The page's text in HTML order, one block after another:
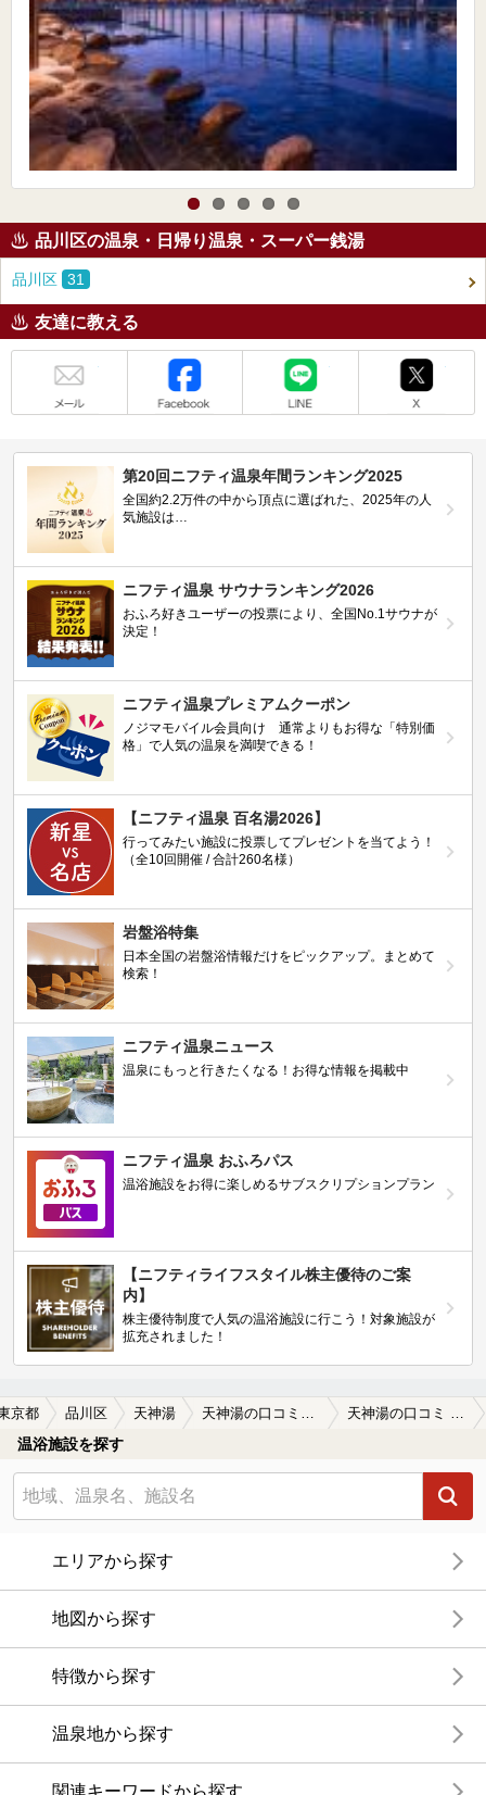
品川区の温泉・日帰り温泉・スーパー銭湯
品川区 31
友達に教える
第20回ニフティ温泉年間ランキング2025
全国約2.2万件の中から頂点に選ばれた、2025年の人
気施設は…
ニフティ温泉 サウナランキング2026
おふろ好きユーザーの投票により、全国No.1サウナが
決定！
ニフティ温泉プレミアムクーポン
ノジマモバイル会員向け 通常よりもお得な「特別価
格」で人気の温泉を満喫できる！
【ニフティ温泉 百名湯2026】
行ってみたい施設に投票してプレゼントを当てよう！
（全10回開催 / 合計260名様）
岩盤浴特集
日本全国の岩盤浴情報だけをピックアップ。まとめて
検索！
ニフティ温泉ニュース
温泉にもっと行きたくなる！お得な情報を掲載中
ニフティ温泉 おふろパス
温浴施設をお得に楽しめるサブスクリプションプラン
【ニフティライフスタイル株主優待のご案
内】
株主優待制度で人気の温浴施設に行こう！対象施設が
拡充されました！
京都 品川区 天神湯
温浴施設を探す
エリアから探す
地図から探す
特徴から探す
温泉地から探す
関連キーワードから探す